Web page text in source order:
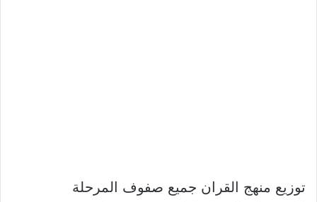
توزيع منهج القران جميع صفوف المرحلة